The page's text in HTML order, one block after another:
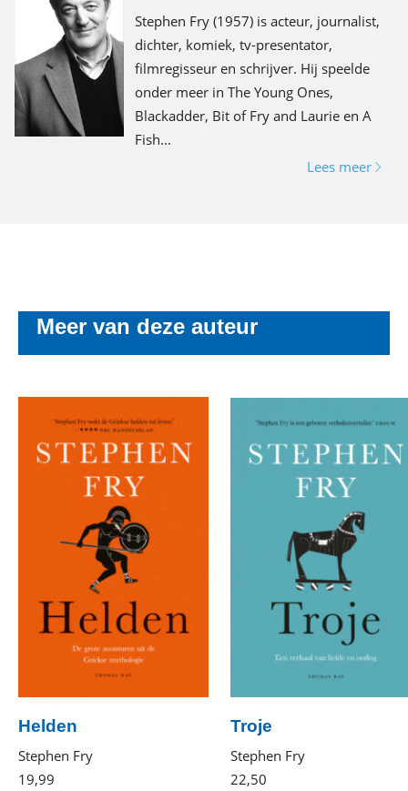
Stephen Fry (1957) is acteur, journalist,
dichter, komiek, tv-presentator,
filmregisseur en schrijver. Hij speelde
onder meer in The Young Ones,
Blackadder, Bit of Fry and Laurie en A
Fish...
Lees meer
Meer van deze auteur
Helden
Stephen Fry
19,99
Troje
Stephen Fry
22,50